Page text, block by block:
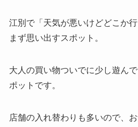
江別で「天気が悪いけどどこか
まず思い出すスポット。
大人の買い物ついでに少し遊ん
ポットです。
店舗の入れ替わりも多いので、